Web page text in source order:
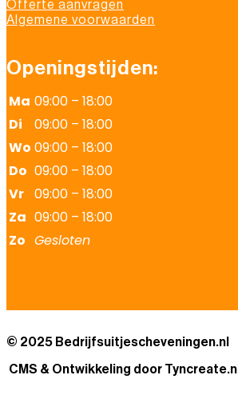
Offerte aanvragen
Algemene voorwaarden
Openingstijden:
Ma 09:00 – 18:00
Di
09:00 – 18:00
Wo 09:00 – 18:00
Do 09:00 – 18:00
Vr 09:00 – 18:00
Za 09:00 – 18:00
Zo Gesloten
© 2025 Bedrijfsuitjescheveningen.nl
CMS & Ontwikkeling door Tyncreate.nl